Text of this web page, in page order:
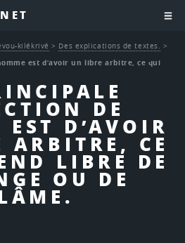
DE
EST D’AVOIR
ARBITRE, CE
LIBRE DE
OU DE
kilékrivé > Des explications de textes. >
est d’avoir un libre arbitre, ce qui